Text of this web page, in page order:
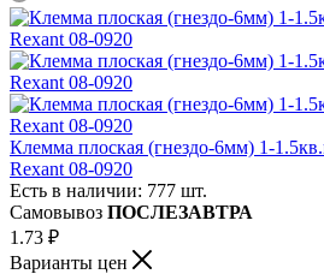
Клемма плоская (гнездо-6мм) 1-
Rexant 08-0920
Есть в наличии: 777 шт.
Самовывоз ПОСЛЕЗАВТРА
1.73 ₽
Варианты цен